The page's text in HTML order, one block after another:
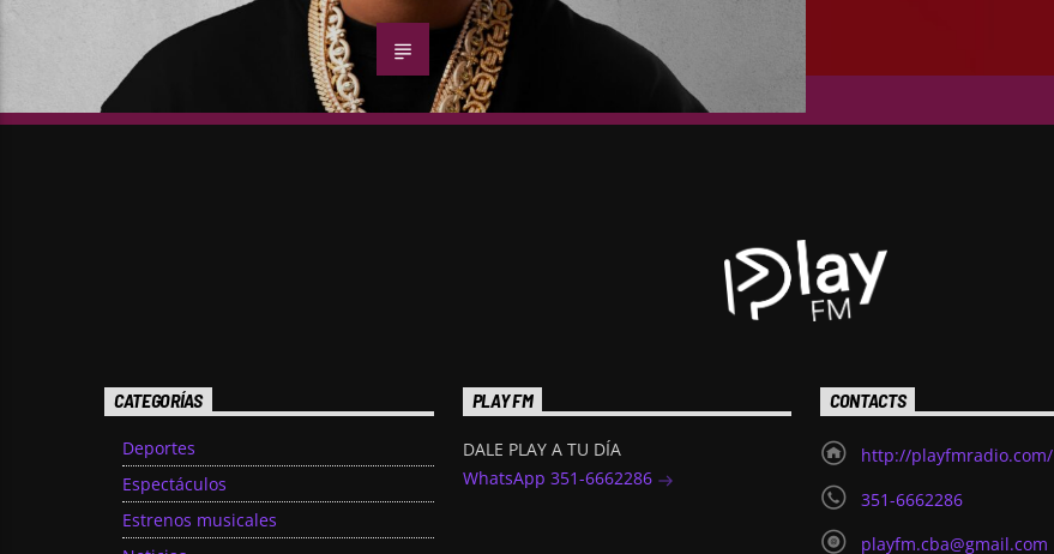
CATEGORÍAS
Deportes
Espectáculos
Estrenos musicales
PLAY FM
DALE PLAY A TU DÍA
WhatsApp 351-6662286
CONTACTS
http://playfmradio.com/
351-6662286
playfm.cba@gmail.com